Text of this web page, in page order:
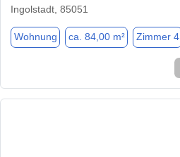
Ingolstadt, 85051
Wohnung ca. 84,00 m² Zimmer 4